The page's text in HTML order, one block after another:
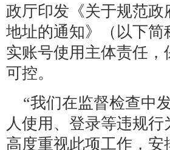
政厅印发《关于规范
地址的通知》（以下
实账号使用主体责任
可控。
“我们在监督检查中
人使用、登录等违规
高度重视此项工作，